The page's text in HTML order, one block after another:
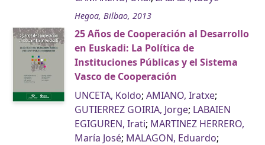
Hegoa, Bilbao, 2013
25 Años de Cooperación al Desarrollo
en Euskadi: La Política de
Instituciones Públicas y el Sistema
Vasco de Cooperación
UNCETA, Koldo; AMIANO, Iratxe;
GUTIERREZ GOIRIA, Jorge; LABAIEN
EGIGUREN, Irati; MARTINEZ HERRERO,
María José; MALAGON, Eduardo;